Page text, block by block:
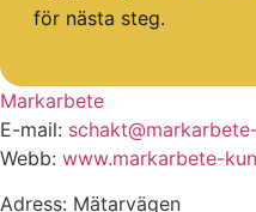
för nästa steg.
Markarbete
E-mail:
Webb: www.markarbete-
Adress: Mätarvägen